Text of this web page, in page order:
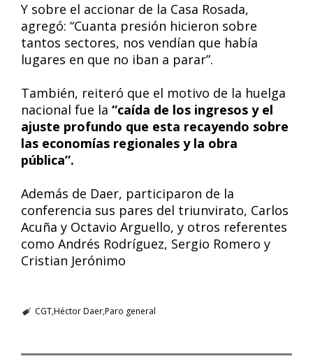
Y sobre el accionar de la Casa Rosada,
agregó: “Cuanta presión hicieron sobre
tantos sectores, nos vendían que había
lugares en que no iban a parar”.
También, reiteró que el motivo de la huelga
nacional fue la “caída de los ingresos y el
ajuste profundo que esta recayendo sobre
las economías regionales y la obra
pública”.
Además de Daer, participaron de la
conferencia sus pares del triunvirato, Carlos
Acuña y Octavio Arguello, y otros referentes
como Andrés Rodríguez, Sergio Romero y
Cristian Jerónimo
CGTHéctor DaerParo general